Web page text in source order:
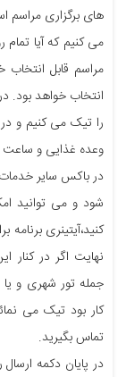
های برگزاری مراسم
می کنیم که آیا
مراسم قابل
انتخاب خواهد بود.
را تیک می کنیم و
وعده غذایی و
در باکس سایر
شود و می توانید
کنید،آیتینری
نهایت اگر در کنار
جمله تور شهری و
کار بود تیک می
تماس بگیرید.
در پایان دکمه